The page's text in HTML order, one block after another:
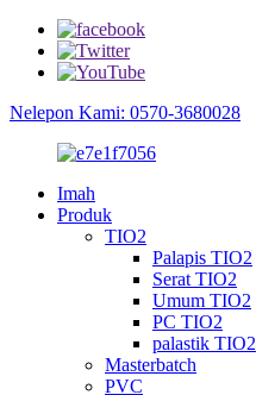
Nelepon Kami: 0570-3680028
Imah
Produk
TIO2
Palapis TIO2
Serat TIO2
Umum TIO2
PC TIO2
palastik TIO2
Masterbatch
PVC